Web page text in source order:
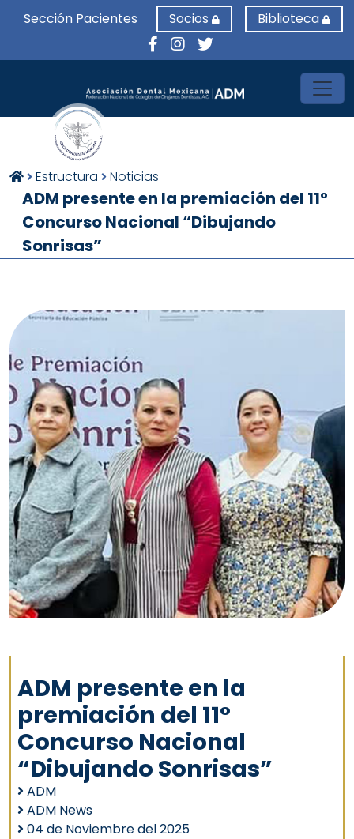
Sección Pacientes Socios Biblioteca
Estructura Noticias
ADM presente en la premiación del 11°
Concurso Nacional “Dibujando
Sonrisas”
ADM presente en la
premiación del 11°
Concurso Nacional
“Dibujando Sonrisas”
ADM
ADM News
04 de Noviembre del 2025